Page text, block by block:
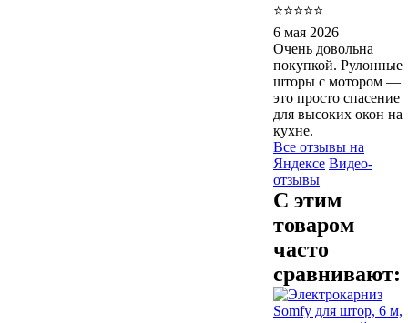
⭐⭐⭐⭐⭐
6 мая 2026
Очень довольна
покупкой. Рулонные
шторы с мотором —
это просто спасение
для высоких окон на
кухне.
Все отзывы на
Яндексе Видео-
отзывы
С этим
товаром
часто
сравнивают: